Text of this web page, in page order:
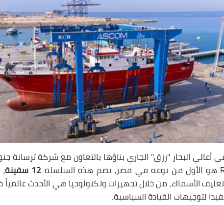
البحار "رزق" الجاري بناؤها بالتعاون مع شركة ترسانة
12 سفينة
الأسماك، من خلال تجهيزات وتكنولوجيا هي الأحدث
لتوجيهات القيادة السياسية.